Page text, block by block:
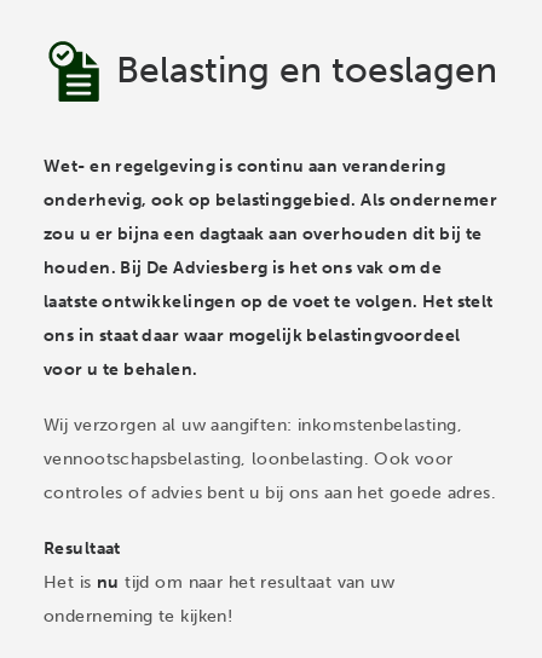
Belasting en toeslagen
Wet- en regelgeving is continu aan verandering
onderhevig, ook op belastinggebied. Als ondernemer
zou u er bijna een dagtaak aan overhouden dit bij te
houden. Bij De Adviesberg is het ons vak om de
laatste ontwikkelingen op de voet te volgen. Het stelt
ons in staat daar waar mogelijk belastingvoordeel
voor u te behalen.
Wij verzorgen al uw aangiften: inkomstenbelasting,
vennootschapsbelasting, loonbelasting. Ook voor
controles of advies bent u bij ons aan het goede adres.
Resultaat
Het is nu tijd om naar het resultaat van uw
onderneming te kijken!